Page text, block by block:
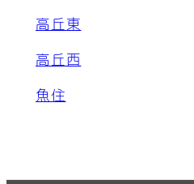
高丘東
高丘西
魚住